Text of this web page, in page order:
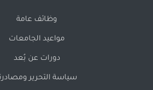
وظائف عامة
مواعيد الجامعات
دورات عن بُعد
سياسة التحرير